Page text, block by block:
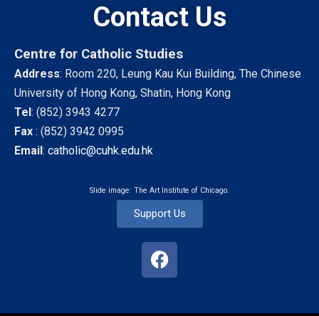
Contact Us
Centre for Catholic Studies
Address: Room 220, Leung Kau Kui Building, The Chinese
University of Hong Kong, Shatin, Hong Kong
Tel: (852) 3943 4277
Fax : (852) 3942 0995
Email: catholic@cuhk.edu.hk
Slide image: The Art Institute of Chicago.
Support Us